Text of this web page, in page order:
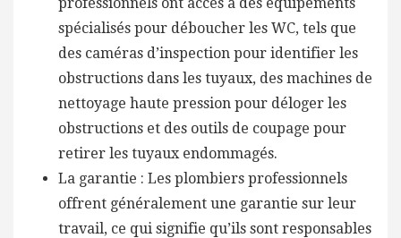
spécialisés pour déboucher les WC, tels que
des caméras d’inspection pour identifier les
obstructions dans les tuyaux, des machines de
nettoyage haute pression pour déloger les
obstructions et des outils de coupage pour
retirer les tuyaux endommagés.
La garantie : Les plombiers professionnels
offrent généralement une garantie sur leur
travail, ce qui signifie qu’ils sont responsables